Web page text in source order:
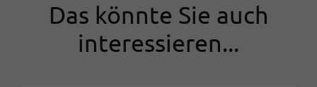
Das könnte Sie auch
interessieren...